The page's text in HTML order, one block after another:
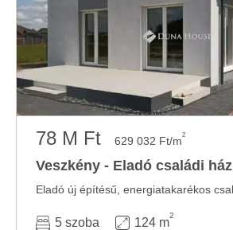
78 M Ft 629 032 Ft/m2
Veszkény - Eladó családi ház
5 szoba 124 m
2